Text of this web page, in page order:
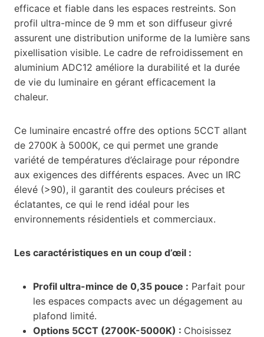
efficace et fiable dans les espaces restreints. Son
profil ultra-mince de 9 mm et son diffuseur givré
assurent une distribution uniforme de la lumière sans
pixellisation visible. Le cadre de refroidissement en
aluminium ADC12 améliore la durabilité et la durée
de vie du luminaire en gérant efficacement la
chaleur.
Ce luminaire encastré offre des options 5CCT allant
de 2700K à 5000K, ce qui permet une grande
variété de températures d’éclairage pour répondre
aux exigences des différents espaces. Avec un IRC
élevé (>90), il garantit des couleurs précises et
éclatantes, ce qui le rend idéal pour les
environnements résidentiels et commerciaux.
Les caractéristiques en un coup d’œil :
Profil ultra-mince de 0,35 pouce : Parfait pour
les espaces compacts avec un dégagement au
plafond limité.
Options 5CCT (2700K-5000K) : Choisissez